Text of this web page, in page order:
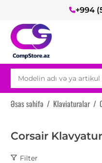
+994
Əsas səhifə / Klaviaturalar /
Corsair
Filter